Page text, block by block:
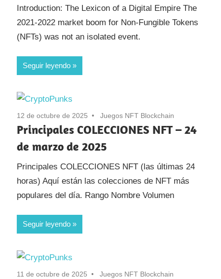
Introduction: The Lexicon of a Digital Empire The
2021-2022 market boom for Non-Fungible Tokens
(NFTs) was not an isolated event.
Seguir leyendo
12 de octubre de 2025 Juegos NFT Blockchain
Principales COLECCIONES NFT – 24
de marzo de 2025
Principales COLECCIONES NFT (las últimas 24
horas) Aquí están las colecciones de NFT más
populares del día. Rango Nombre Volumen
Seguir leyendo
11 de octubre de 2025 Juegos NFT Blockchain